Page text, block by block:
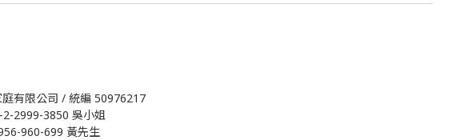
有限公司 / 統編 50976217
2999-3850 吳小姐
960-699 黃先生